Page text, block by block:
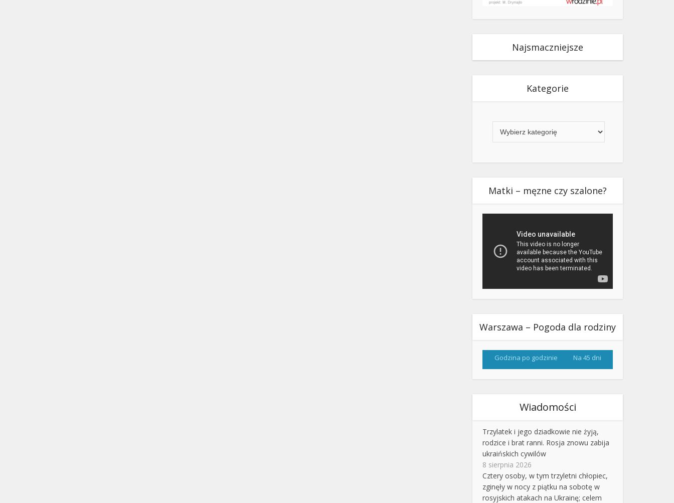
Najsmaczniejsze
Kategorie
Matki – męzne czy szalone?
Warszawa – Pogoda dla rodziny
Godzina po godzinie Na 45 dni
Wiadomości
Trzylatek i jego dziadkowie nie żyją,
rodzice i brat ranni. Rosja znowu zabija
ukraińskich cywilów
8 sierpnia 2026
Cztery osoby, w tym trzyletni chłopiec,
zginęły w nocy z piątku na sobotę w
rosyjskich atakach na Ukrainę; celem